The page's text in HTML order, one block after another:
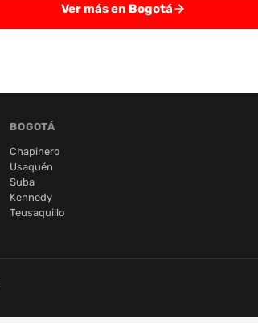
Ver más en Bogotá
BOGOTÁ
Chapinero
Usaquén
Suba
Kennedy
Teusaquillo